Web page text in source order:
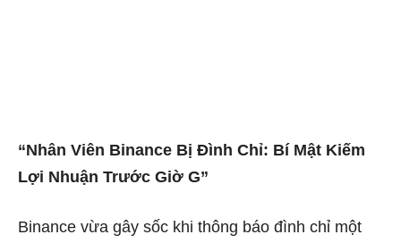
“Nhân Viên Binance Bị Đình Chỉ: Bí Mật Kiếm
Lợi Nhuận Trước Giờ G”
Binance vừa gây sốc khi thông báo đình chỉ một